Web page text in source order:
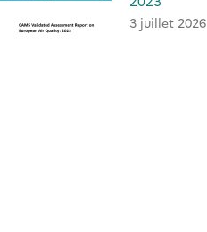
3 juillet 2026